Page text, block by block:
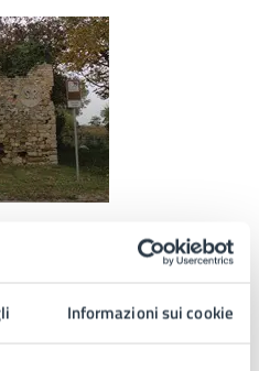
Informazioni sui cookie
precedente alla cattedrale di
di decorazioni